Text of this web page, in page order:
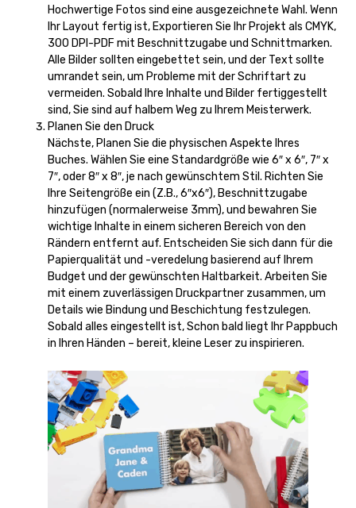
Hochwertige Fotos sind eine ausgezeichnete Wahl. Wenn
Ihr Layout fertig ist, Exportieren Sie Ihr Projekt als CMYK,
300 DPI-PDF mit Beschnittzugabe und Schnittmarken.
Alle Bilder sollten eingebettet sein, und der Text sollte
umrandet sein, um Probleme mit der Schriftart zu
vermeiden. Sobald Ihre Inhalte und Bilder fertiggestellt
sind, Sie sind auf halbem Weg zu Ihrem Meisterwerk.
Planen Sie den Druck
Nächste, Planen Sie die physischen Aspekte Ihres
Buches. Wählen Sie eine Standardgröße wie 6″ x 6″, 7″ x
7″, oder 8″ x 8″, je nach gewünschtem Stil. Richten Sie
Ihre Seitengröße ein (Z.B., 6″x6″), Beschnittzugabe
hinzufügen (normalerweise 3mm), und bewahren Sie
wichtige Inhalte in einem sicheren Bereich von den
Rändern entfernt auf. Entscheiden Sie sich dann für die
Papierqualität und -veredelung basierend auf Ihrem
Budget und der gewünschten Haltbarkeit. Arbeiten Sie
mit einem zuverlässigen Druckpartner zusammen, um
Details wie Bindung und Beschichtung festzulegen.
Sobald alles eingestellt ist, Schon bald liegt Ihr Pappbuch
in Ihren Händen – bereit, kleine Leser zu inspirieren.